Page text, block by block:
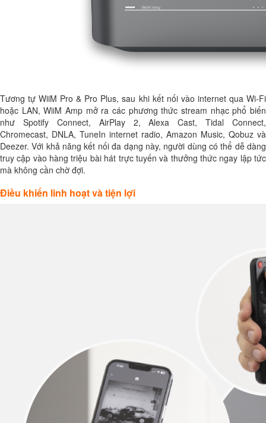
Tương tự WiiM Pro & Pro Plus, sau khi kết nối vào internet qua Wi-Fi
hoặc LAN, WiiM Amp mở ra các phương thức stream nhạc phổ biến
như Spotify Connect, AirPlay 2, Alexa Cast, Tidal Connect,
Chromecast, DNLA, TuneIn internet radio, Amazon Music, Qobuz và
Deezer. Với khả năng kết nối đa dạng này, người dùng có thể dễ dàng
truy cập vào hàng triệu bài hát trực tuyến và thưởng thức ngay lập tức
mà không cần chờ đợi.
Điều khiển linh hoạt và tiện lợi